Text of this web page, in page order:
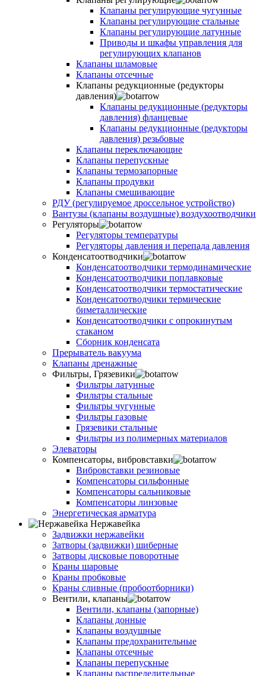
Клапаны регулирующие чугунные
Клапаны регулирующие стальные
Клапаны регулирующие латунные
Приводы и шкафы управления для
регулирующих клапанов
Клапаны шламовые
Клапаны отсечные
Клапаны редукционные (редукторы
давления)
Клапаны редукционные (редукторы
давления) фланцевые
Клапаны редукционные (редукторы
давления) резьбовые
Клапаны переключающие
Клапаны перепускные
Клапаны термозапорные
Клапаны продувки
Клапаны смешивающие
РДУ (регулируемое дроссельное устройство)
Вантузы (клапаны воздушные) воздухоотводчики
Регуляторы
Регуляторы температуры
Регуляторы давления и перепада давления
Конденсатоотводчики
Конденсатоотводчики термодинамические
Конденсатоотводчики поплавковые
Конденсатоотводчики термостатические
Конденсатоотводчики термические
биметаллические
Конденсатоотводчики с опрокинутым
стаканом
Сборник конденсата
Прерыватель вакуума
Клапаны дренажные
Фильтры, Грязевики
Фильтры латунные
Фильтры стальные
Фильтры чугунные
Фильтры газовые
Грязевики стальные
Фильтры из полимерных материалов
Элеваторы
Компенсаторы, вибровставки
Вибровставки резиновые
Компенсаторы сильфонные
Компенсаторы сальниковые
Компенсаторы линзовые
Энергетическая арматура
Нержавейка
Задвижки нержавейки
Затворы (задвижки) шиберные
Затворы дисковые поворотные
Краны шаровые
Краны пробковые
Краны сливные (пробоотборники)
Вентили, клапаны
Вентили, клапаны (запорные)
Клапаны донные
Клапаны воздушные
Клапаны предохранительные
Клапаны отсечные
Клапаны перепускные
Клапаны распределительные